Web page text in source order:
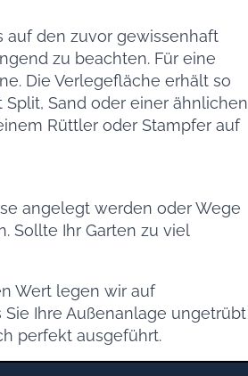
auf den zuvor gewissenhaft
zu beachten. Für eine
Die Verlegefläche erhält so
Sand oder einer ähnlichen
Rüttler oder Stampfer auf
angelegt werden oder Wege
Sollte Ihr Garten zu viel
Wert legen wir auf
Ihre Außenanlage ungetrübt
perfekt ausgeführt.